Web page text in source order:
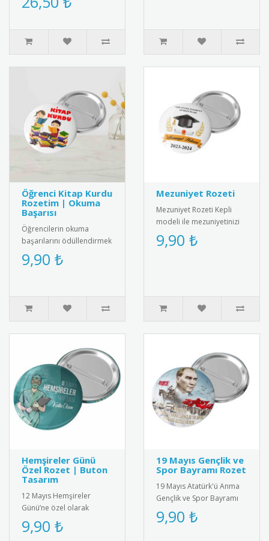
performanslarını
Öğrenci Kitap Kurdu
Rozetim | Okuma
Başarısı
Öğrencilerin okuma
başarılarını ödüllendirmek
için tasarlanmış şık ve
kaliteli kitap kurdu rozeti.
9,90 ₺
Mezuniyet Rozeti
Mezuniyet Rozeti Kepli
modeli ile mezuniyetinizi
taçlandırın! Şık ve anlamlı
tasarımıyla unutulmaz b..
9,90 ₺
Hemşireler Günü
Özel Rozet | Buton
Tasarım
12 Mayıs Hemşireler
Günü’ne özel olarak
tasarlanmış anlamlı buton
rozet modeli. Sağlık
9,90 ₺
19 Mayıs Gençlik ve
Spor Bayramı Rozet
19 Mayıs Atatürk'ü Anma
Gençlik ve Spor Bayramı
için özel tasarlanmış
kaliteli metal rozet. Türk
9,90 ₺